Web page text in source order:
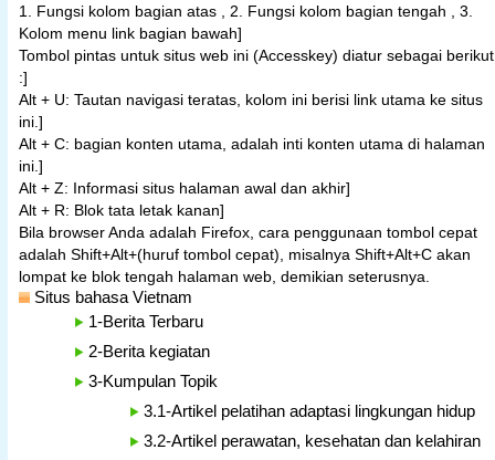
1. Fungsi kolom bagian atas , 2. Fungsi kolom bagian tengah , 3.
Kolom menu link bagian bawah]
Tombol pintas untuk situs web ini (Accesskey) diatur sebagai berikut
:]
Alt + U: Tautan navigasi teratas, kolom ini berisi link utama ke situs
ini.]
Alt + C: bagian konten utama, adalah inti konten utama di halaman
ini.]
Alt + Z: Informasi situs halaman awal dan akhir]
Alt + R: Blok tata letak kanan]
Bila browser Anda adalah Firefox, cara penggunaan tombol cepat
adalah Shift+Alt+(huruf tombol cepat), misalnya Shift+Alt+C akan
lompat ke blok tengah halaman web, demikian seterusnya.
Situs bahasa Vietnam
1-Berita Terbaru
2-Berita kegiatan
3-Kumpulan Topik
3.1-Artikel pelatihan adaptasi lingkungan hidup
3.2-Artikel perawatan, kesehatan dan kelahiran